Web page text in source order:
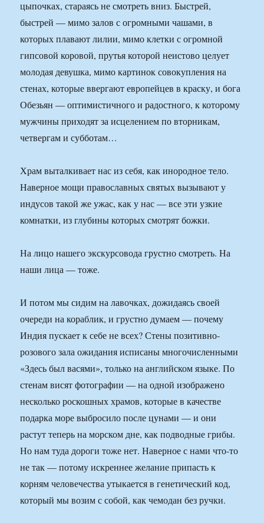
цыпочках, стараясь не смотреть вниз. Быстрей,
быстрей — мимо залов с огромными чашами, в
которых плавают лилии, мимо клетки с огромной
гипсовой коровой, прутья которой неистово целует
молодая девушка, мимо картинок совокупления на
стенах, которые ввергают европейцев в краску, и бога
Обезьян — оптимистичного и радостного, к которому
мужчины приходят за исцелением по вторникам,
четвергам и субботам…
Храм выталкивает нас из себя, как инородное тело.
Наверное мощи православных святых вызывают у
индусов такой же ужас, как у нас — все эти узкие
комнатки, из глубины которых смотрят божки.
На лицо нашего экскурсовода грустно смотреть. На
наши лица — тоже.
И потом мы сидим на лавочках, дожидаясь своей
очереди на кораблик, и грустно думаем — почему
Индия пускает к себе не всех? Стены позитивно-
розового зала ожидания исписаны многочисленными
«Здесь был васями», только на английском языке. По
стенам висят фотографии — на одной изображено
несколько роскошных храмов, которые в качестве
подарка море выбросило после цунами — и они
растут теперь на морском дне, как подводные грибы.
Но нам туда дороги тоже нет. Наверное с нами что-то
не так — потому искреннее желание припасть к
корням человечества утыкается в генетический код,
который мы возим с собой, как чемодан без ручки.